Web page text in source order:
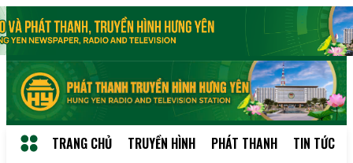
TRANG CHỦ TRUYỀN HÌNH PHÁT THANH TIN TỨC